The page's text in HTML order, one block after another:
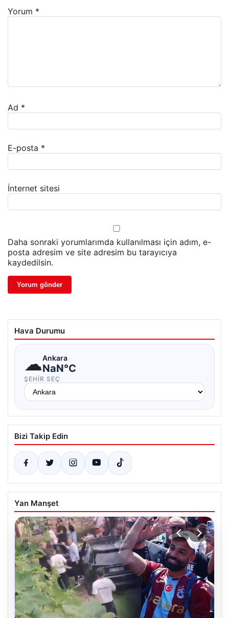
Yorum *
Ad *
E-posta *
İnternet sitesi
Daha sonraki yorumlarımda kullanılması için adım, e-
posta adresim ve site adresim bu tarayıcıya
kaydedilsin.
Hava Durumu
☁Ankara
NaN°C
ŞEHIR SEÇ
Bizi Takip Edin
Yan Manşet